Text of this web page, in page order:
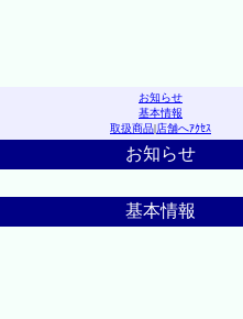
お知らせ
基本情報
取扱商品|店舗へｱｸｾｽ
お知らせ
基本情報